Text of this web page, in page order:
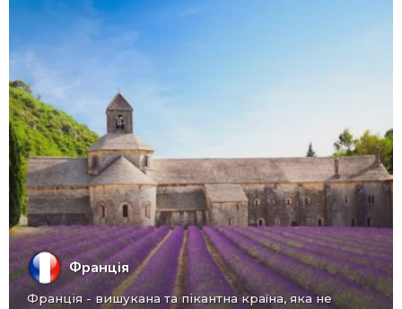
Франція
Франція - вишукана та пікантна країна, яка не